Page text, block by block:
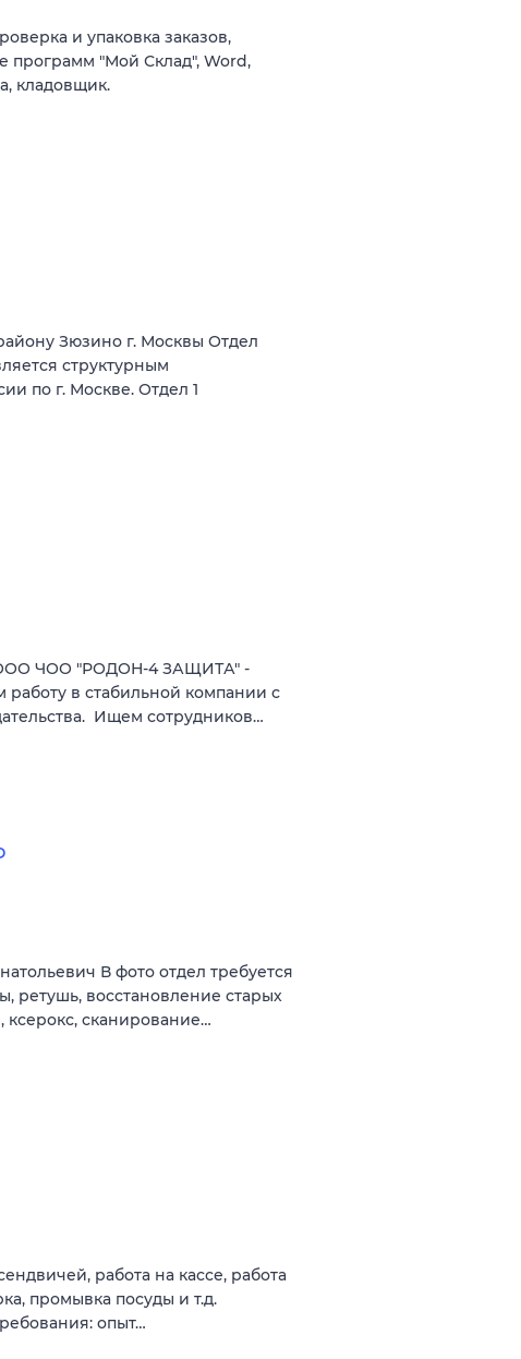
и упаковка заказов,
программ "Мой Склад", Word,
кладовщик.
Зюзино г. Москвы Отдел
структурным
по г. Москве. Отдел 1
ЧОО "РОДОН-4 ЗАЩИТА" -
работу в стабильной компании с
Ищем сотрудников…
В фото отдел требуется
ретушь, восстановление старых
ксерокс, сканирование…
работа на кассе, работа
промывка посуды и т.д.
опыт…